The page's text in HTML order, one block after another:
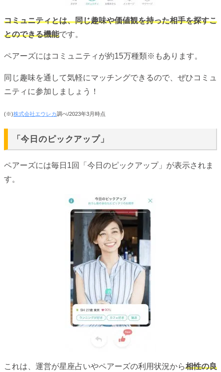
コミュニティとは、同じ趣味や価値観を持った相手を探すこ
とのできる機能です。
ペアーズにはコミュニティが約15万種類※もあります。
同じ趣味を通して気軽にマッチングできるので、ぜひコミュ
ニティに参加しましょう！
(※)株式会社エウレカ調べ/2023年3月時点
「今日のピックアップ」
ペアーズには毎日1回「今日のピックアップ」が表示されま
す。
これは、運営が星座占いやペアーズの利用状況から相性の良